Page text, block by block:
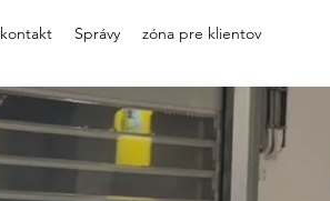
kontakt Správy zóna pre klientov